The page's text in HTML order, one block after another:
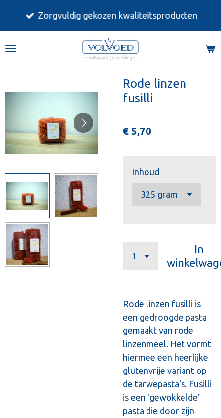
de
Zorgvuldig gekozen kwaliteitsproducten
Rode linzen
fusilli
€ 5,70
Inhoud
In
Rode linzen fusilli is
een gedroogde pasta
gemaakt van rode
linzenmeel. Het vormt
hiermee een heerlijke
glutenvrije variant op
de tarwepasta's. Fusilli
is een 'gewokkelde'
pasta die door zijn